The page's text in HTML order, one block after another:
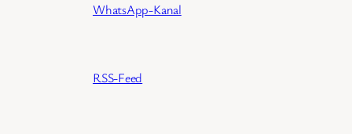
WhatsApp-Kanal
RSS-Feed